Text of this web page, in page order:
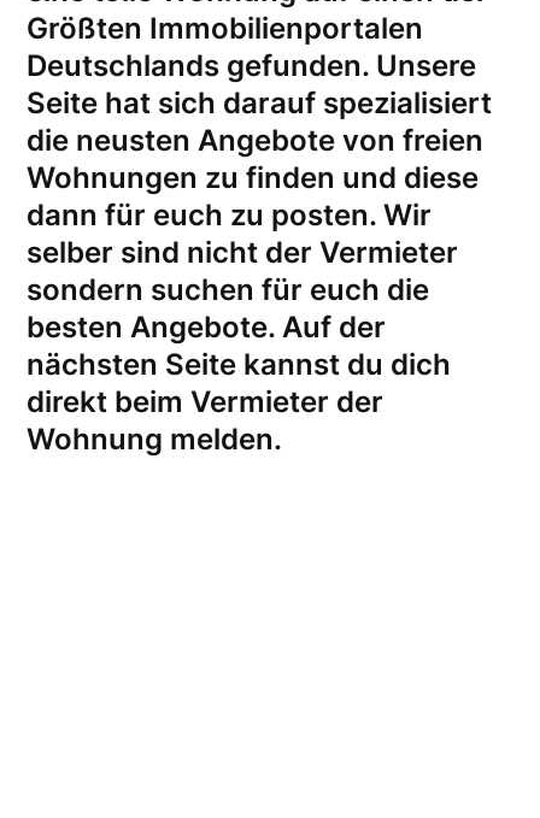
Größten Immobilienportalen
Deutschlands gefunden. Unsere
Seite hat sich darauf spezialisiert
die neusten Angebote von freien
Wohnungen zu finden und diese
dann für euch zu posten. Wir
selber sind nicht der Vermieter
sondern suchen für euch die
besten Angebote. Auf der
nächsten Seite kannst du dich
direkt beim Vermieter der
Wohnung melden.